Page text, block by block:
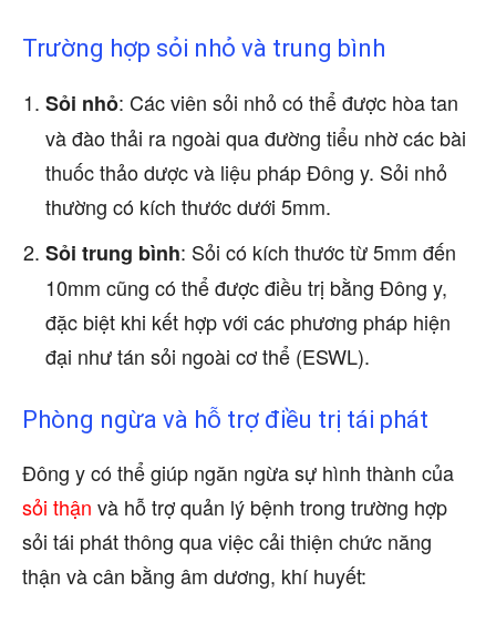
Trường hợp sỏi nhỏ và trung bình
Sỏi nhỏ: Các viên sỏi nhỏ có thể được hòa tan
và đào thải ra ngoài qua đường tiểu nhờ các bài
thuốc thảo dược và liệu pháp Đông y. Sỏi nhỏ
thường có kích thước dưới 5mm.
Sỏi trung bình: Sỏi có kích thước từ 5mm đến
10mm cũng có thể được điều trị bằng Đông y,
đặc biệt khi kết hợp với các phương pháp hiện
đại như tán sỏi ngoài cơ thể (ESWL).
Phòng ngừa và hỗ trợ điều trị tái phát
Đông y có thể giúp ngăn ngừa sự hình thành của
sỏi thận và hỗ trợ quản lý bệnh trong trường hợp
sỏi tái phát thông qua việc cải thiện chức năng
thận và cân bằng âm dương, khí huyết: